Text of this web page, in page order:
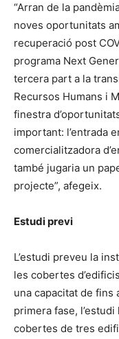
“Arran de la
noves oportunitats
recuperació post
programa Next
tercera part a la
Recursos Humans i
finestra
important: l’entrada
comercialitzadora
també jugaria un
projecte”, afegeix.
Estudi previ
L’estudi preveu la
les cobertes
una capacitat de fins
primera fase,
cobertes de tres